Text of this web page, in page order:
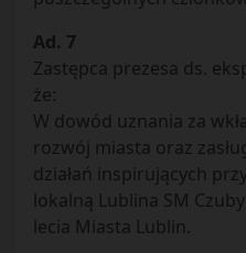
Ad. 7
Zastępca prezesa ds.
że:
W dowód uznania za
rozwój miasta oraz
działań inspirujących
lokalną Lublina SM
lecia Miasta Lublin.